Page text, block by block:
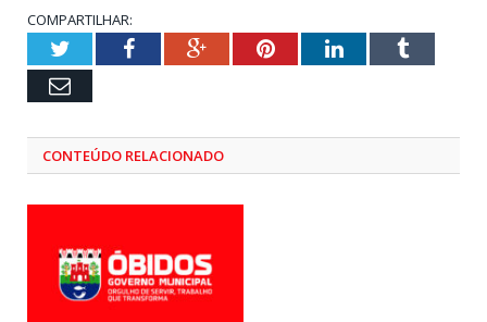
COMPARTILHAR:
TwitterFacebookGoogle+PinterestLinkedInTumblr
Email
CONTEÚDO RELACIONADO